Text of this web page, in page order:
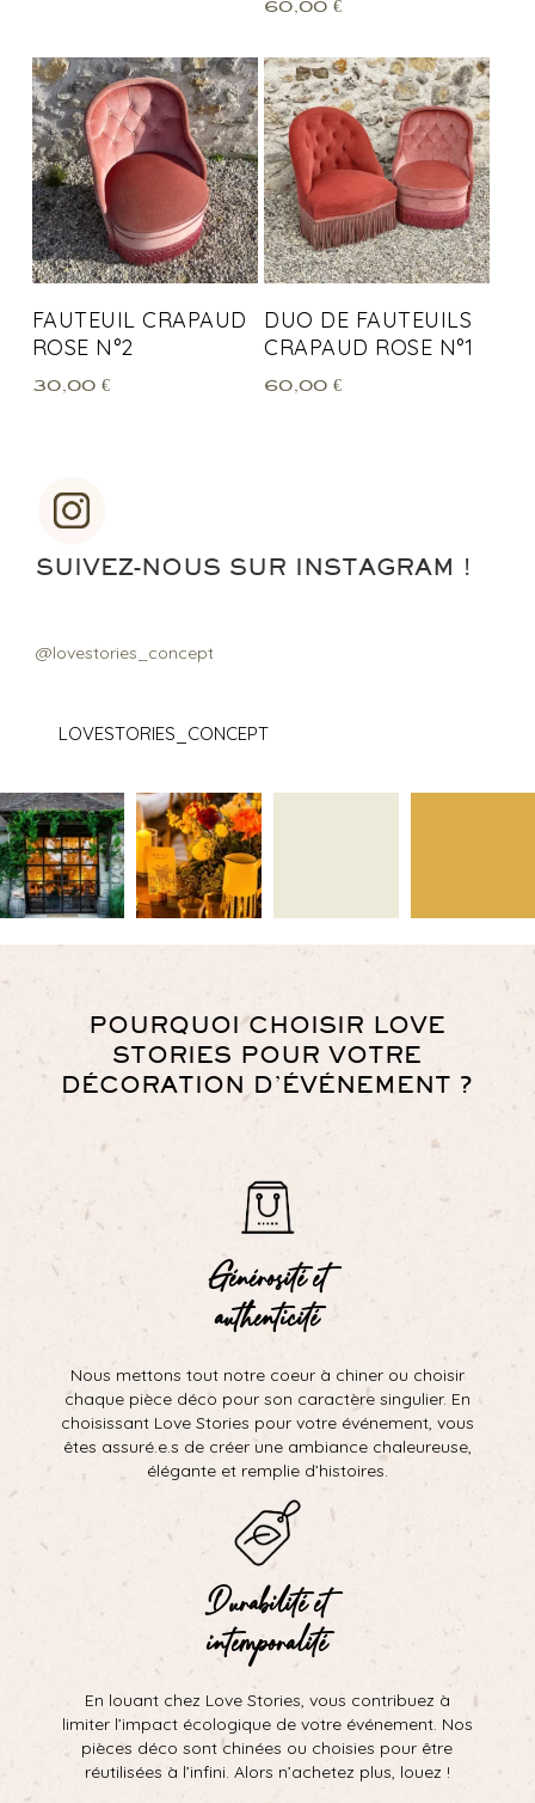
60,00€
FAUTEUIL CRAPAUD
ROSE N°2
30,00 €
DUO DE FAUTEUILS
CRAPAUD ROSE N°1
60,00€
SUIVEZ-NOUS SUR INSTAGRAM !
@lovestories_concept
LOVESTORIES_CONCEPT
POURQUOI CHOISIR LOVE
STORIES POUR VOTRE
DÉCORATION D’ÉVÉNEMENT ?
Générosité et
authenticité
Nous mettons tout notre coeur à chiner ou choisir
chaque pièce déco pour son caractère singulier. En
choisissant Love Stories pour votre événement, vous
êtes assuré.e.s de créer une ambiance chaleureuse,
élégante et remplie d’histoires.
Durabilité et
intemporalité
En louant chez Love Stories, vous contribuez à
limiter l’impact écologique de votre événement. Nos
pièces déco sont chinées ou choisies pour être
réutilisées à l’infini. Alors n’achetez plus, louez !